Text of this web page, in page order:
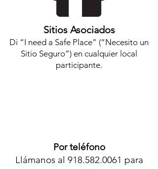
Sitios Asociados
Di “I need a Safe Place” (“Necesito un
Sitio Seguro”) en cualquier local
participante.
Por teléfono
Llámanos al 918.582.0061 para